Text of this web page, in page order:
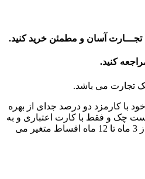
تجـــارت آسان و مطمئن خرید کنید.
کنید.
تجارت می باشد.
با کارمزد دو درصد جدای از بهره
چک و فقط با کارت اعتباری و به
صورت دلخواه مشتری از 3 ماه تا 12 ماه اقساط متغیر می